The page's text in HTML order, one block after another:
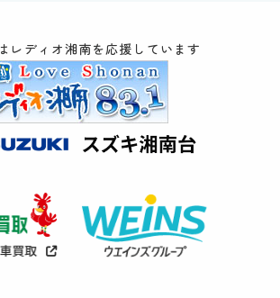
レディオ湘南を応援しています